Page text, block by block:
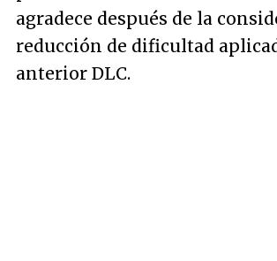
agradece después de la
reducción de dificultad
anterior DLC.